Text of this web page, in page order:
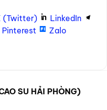
(Twitter)
LinkedIn
Pinterest
Zalo
SU HẢI PHÒNG)